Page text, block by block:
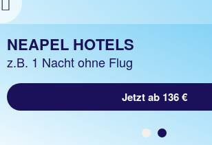
Previous
NEAPEL URLAUB
z.B. 1 Woche Hotel inkl. Flug
Jetzt ab 1507 €
NEAPEL HOTELS
z.B. 1 Nacht ohne Flug
Jetzt ab 136 €